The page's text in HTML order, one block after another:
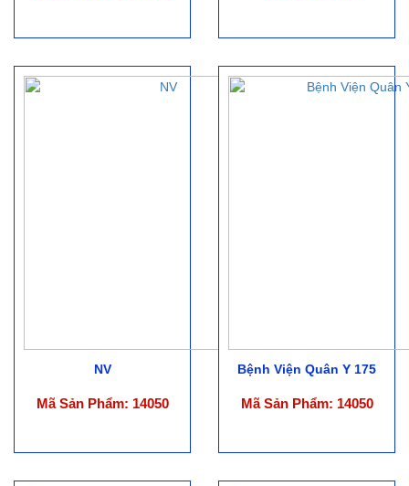
NV
Mã Sản Phẩm: 14050
Bệnh Viện Quân Y 175
Mã Sản Phẩm: 14050